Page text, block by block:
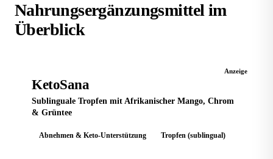
Nahrungsergänzungsmittel im
Überblick
Anzeige
KetoSana
Sublinguale Tropfen mit Afrikanischer Mango, Chrom
& Grüntee
Abnehmen & Keto-Unterstützung Tropfen (sublingual)